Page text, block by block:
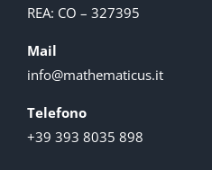
REA: CO – 327395
Mail
info@mathematicus.it
Telefono
+39 393 8035 898